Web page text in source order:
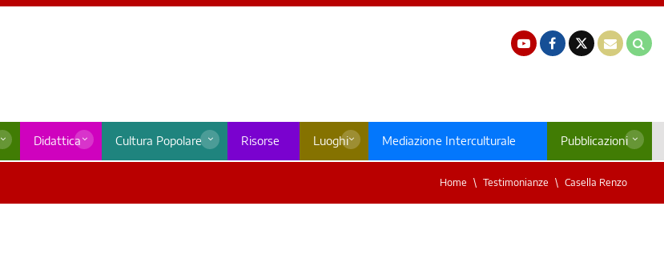
Didattica Cultura Popolare Risorse Luoghi Mediazione Interculturale Pubblicazioni
Home Testimonianze Casella Renzo